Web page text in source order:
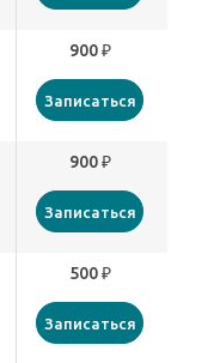
900 ₽
Записаться
900 ₽
Записаться
500 ₽
Записаться